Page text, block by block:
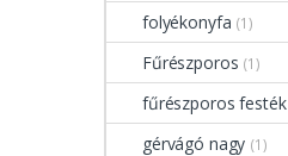
folyékonyfa (1)
Fűrészporos (1)
fűrészporos festék
gérvágó nagy (1)